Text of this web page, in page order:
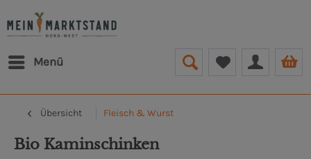
Menü
Übersicht Fleisch & Wurst
Bio Kaminschinken